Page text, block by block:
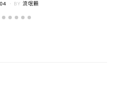
BY 流氓顆